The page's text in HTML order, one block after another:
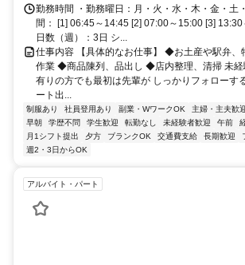
勤務時間 ・勤務曜日：月・火・水・木・金・土
間： [1] 06:45～14:45 [2] 07:00～15:00 [3]
日数（週）：3日 シ...
仕事内容 【具体的なお仕事】 ◆お土産や駅弁
作業 ◆商品陳列、品出し ◆店内整理、清掃 未経
有りの方でも最初は先輩が しっかりフォローす
ート出...
制服あり 社員登用あり 副業・WワークOK 主婦・主夫歓
早朝
学歴不問 学生歓迎 転勤なし 未経験者歓迎 午前
月1シフト提出
夕方 ブランクOK 交通費支給 長期歓迎
週2・3日からOK
アルバイト・パート